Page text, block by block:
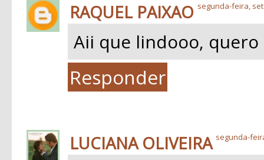
RAQUEL PAIXAO segunda-feira,
Aii que lindooo, quero
Responder
LUCIANA OLIVEIRA segunda-